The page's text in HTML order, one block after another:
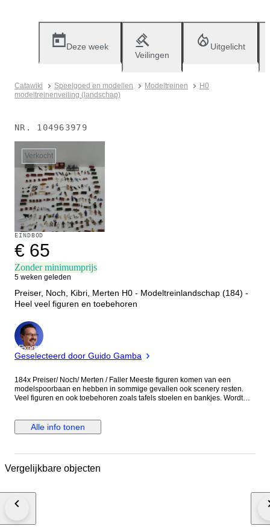
Deze week
Veilingen
Uitgelicht
Catawiki Speelgoed en modellen Modeltreinen
H0
modeltreinenveiling (landschap)
NR. 104963979
Verkocht
EINDBOD
€ 65
Zonder minimumprijs
5 weken geleden
Preiser, Noch, Kibri, Merten H0 - Modeltreinlandschap (184) -
Heel veel figuren en toebehoren
Expert
Geselecteerd door Guido Gamba
184x Preiser/ Noch/ Merten / Faller Meeste figuren komen van een
modelspoorbaan en hebben in sommige gevallen ook scenery resten.
Veel figuren en ook toebehoren zoals tafels stoelen en bankjes. Wordt
binnen Nederland en België Afhalen OP AFSPRAAK binnen 7 dagen na
sluiting mogelijk. Foto’s maken deel uit van de beschrijving Europees
kosten koper.
Alle info tonen
Vergelijkbare objecten